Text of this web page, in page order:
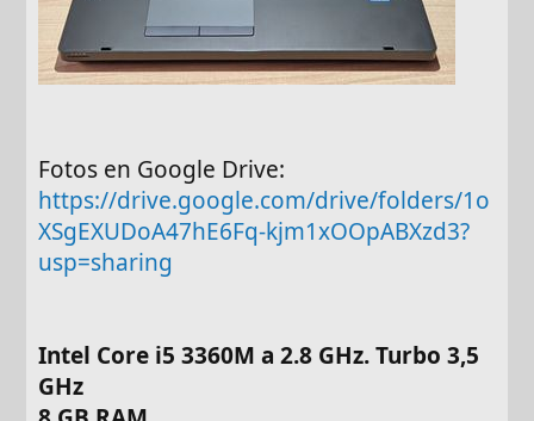
Fotos en Google Drive:
https://drive.google.com/drive/folders/1o
XSgEXUDoA47hE6Fq-kjm1xOOpABXzd3?
usp=sharing
Intel Core i5 3360M a 2.8 GHz. Turbo 3,5
GHz